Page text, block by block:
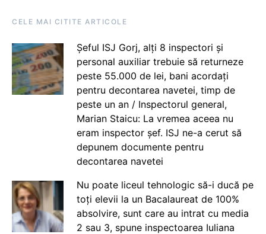
CELE MAI CITITE ARTICOLE
Șeful ISJ Gorj, alți 8 inspectori și
personal auxiliar trebuie să returneze
peste 55.000 de lei, bani acordați
pentru decontarea navetei, timp de
peste un an / Inspectorul general,
Marian Staicu: La vremea aceea nu
eram inspector șef. ISJ ne-a cerut să
depunem documente pentru
decontarea navetei
Nu poate liceul tehnologic să-i ducă pe
toți elevii la un Bacalaureat de 100%
absolvire, sunt care au intrat cu media
2 sau 3, spune inspectoarea Iuliana